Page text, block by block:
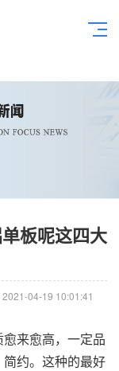
板呢这四大
2021-04-19 10:01:41
来愈高，一定品
约。这种的最好